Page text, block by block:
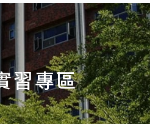
習專區